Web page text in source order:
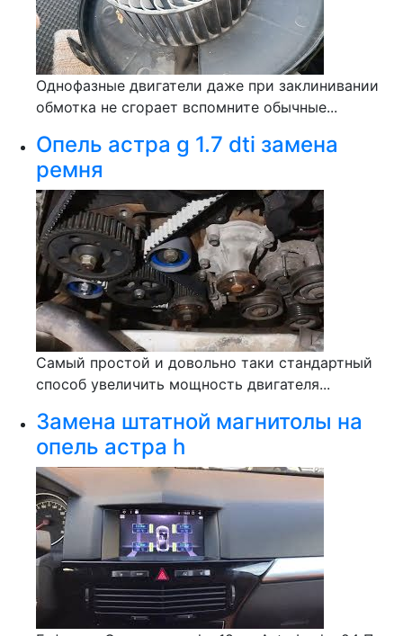
Однофазные двигатели даже при заклинивании
обмотка не сгорает вспомните обычные...
Опель астра g 1.7 dti замена
ремня
Самый простой и довольно таки стандартный
способ увеличить мощность двигателя...
Замена штатной магнитолы на
опель астра h